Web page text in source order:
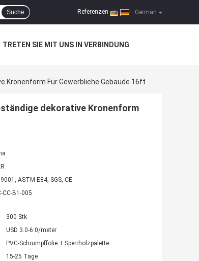
German
Referenzen |
Suche
TRETEN SIE MIT UNS IN VERBINDUNG
Für Gewerbliche Gebäude 16ft
dekorative Kronenform
9001, ASTM E84, SGS, CE
CC-B1-005
300 Stk
USD 3.0-6.0/meter
PVC-Schrumpffolie + Sperrholzpalette
15-25 Tage